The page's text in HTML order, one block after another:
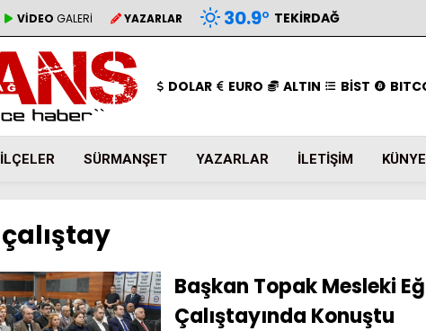
VİDEO GALERİ YAZARLAR 30.9° TEKIRDAĞ
DOLAR EURO ALTIN BİST
İLÇELER SÜRMANŞET YAZARLAR İLETIŞIM KÜNYE
çalıştay
Başkan Topak Mesleki
Çalıştayında Konuştu